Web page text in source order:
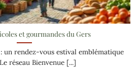
et gourmandes du Gers
un rendez-vous estival emblématique
réseau Bienvenue [...]